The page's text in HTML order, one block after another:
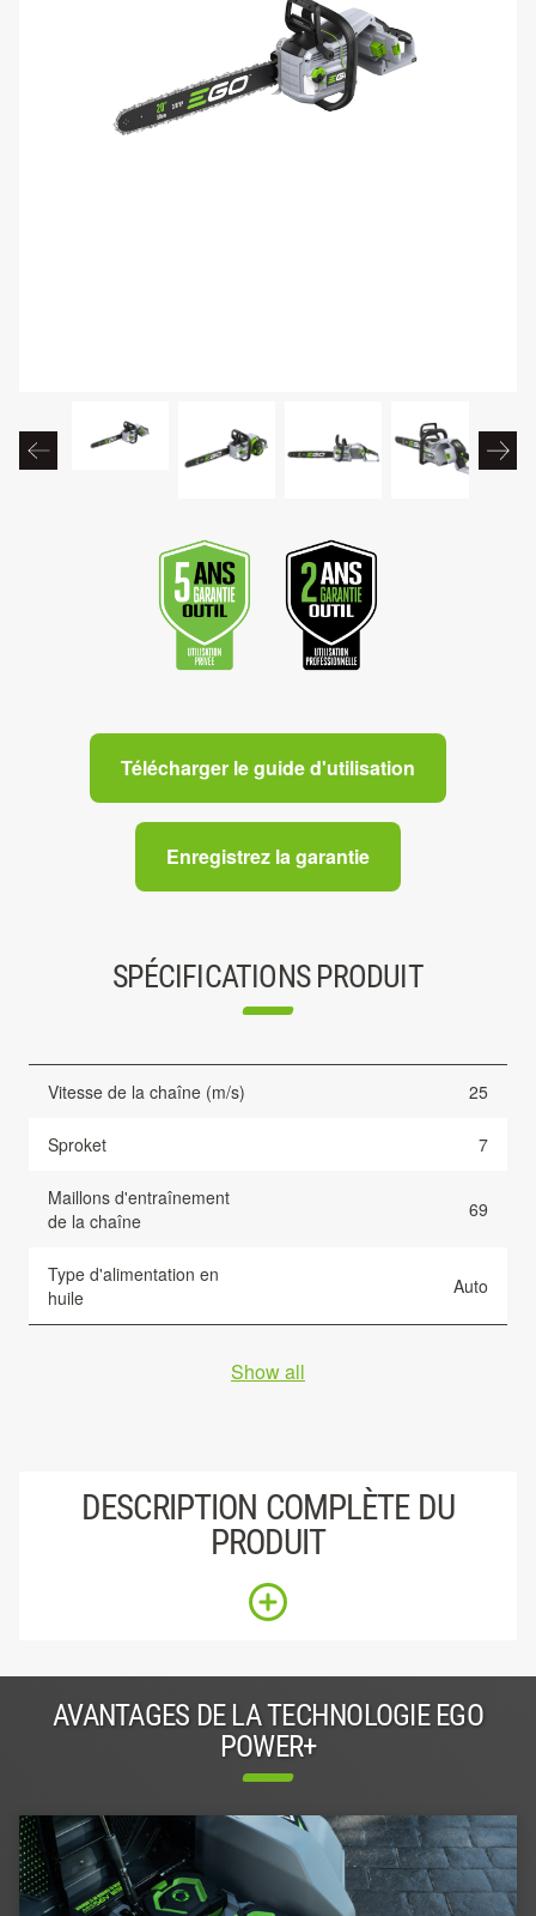
Télécharger le guide d'utilisation
Enregistrez la garantie
SPÉCIFICATIONS PRODUIT
Vitesse de la chaîne (m/s) 25
Sproket 7
Maillons d'entraînement
de la chaîne
69
Type d'alimentation en
huile
Auto
Show all
DESCRIPTION COMPLÈTE DU
PRODUIT
AVANTAGES DE LA TECHNOLOGIE EGO
POWER+